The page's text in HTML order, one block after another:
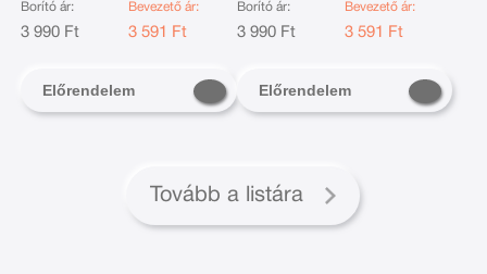
Borító ár:
3 990 Ft
Bevezető ár:
3 591 Ft
Előrendelem
Borító ár:
3 990 Ft
Bevezető ár:
3 591 Ft
Előrendelem
Tovább a listára